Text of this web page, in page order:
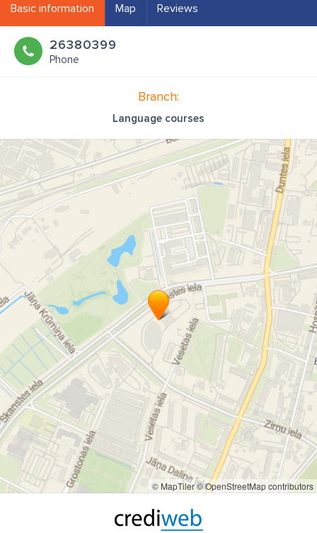
Basic information Map Reviews
26380399
Phone
Branch:
Language courses
© MapTiler© OpenStreetMap contributors